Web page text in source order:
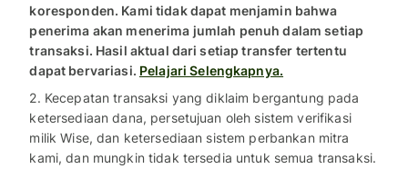
koresponden. Kami tidak dapat menjamin bahwa
penerima akan menerima jumlah penuh dalam setiap
transaksi. Hasil aktual dari setiap transfer tertentu
dapat bervariasi. Pelajari Selengkapnya.
2. Kecepatan transaksi yang diklaim bergantung pada
ketersediaan dana, persetujuan oleh sistem verifikasi
milik Wise, dan ketersediaan sistem perbankan mitra
kami, dan mungkin tidak tersedia untuk semua transaksi.